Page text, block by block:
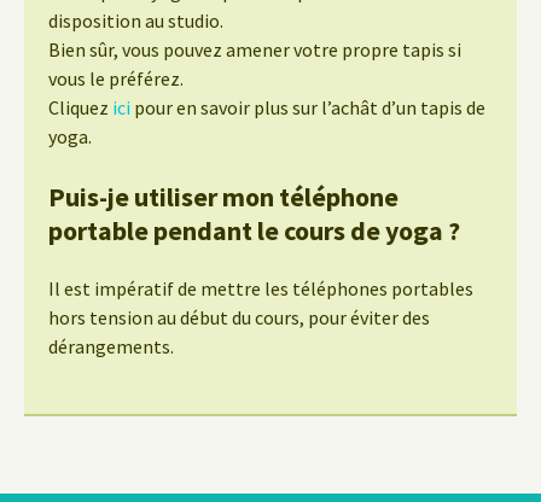
disposition au studio.
Bien sûr, vous pouvez amener votre propre tapis si
vous le préférez.
Cliquez ici pour en savoir plus sur l’achât d’un tapis de
yoga.
Puis-je utiliser mon téléphone
portable pendant le cours de yoga ?
Il est impératif de mettre les téléphones portables
hors tension au début du cours, pour éviter des
dérangements.